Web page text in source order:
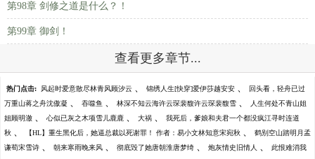
第98章 剑修之道是什么？！
第99章 御剑！
查看更多章节...
热门点击: 风起时爱意散尽林青风顾汐云 、 锦绣人生[快穿]爱伊莎越安安 、 回头看，轻舟已过
万重山蒋之舟沈傲凝 、 吞噬鱼 、 林深不知云海许云琛裴馥许云琛裴馥雪 、 人生何处不青山姐
姐顾明澈 、 心似已灰之木项雪儿鹿鹿 、 大祸 、 我死后，爹娘和夫君一个都没疯江寻时连道
秋 、 【HL】重生黑化后，她逼总裁以死谢罪！ 作者：易小文林知意宋宛秋 、 鹤别空山踏明月孟
谦荀宋雪诗 、 朝来寒雨晚来风 、 彻底毁了她唐朝淮唐梦绮 、 炮灰情史旧情人 、 此恨难消我